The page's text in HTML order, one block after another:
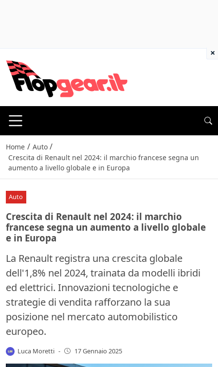
Home / Auto /
Crescita di Renault nel 2024: il marchio francese segna un
aumento a livello globale e in Europa
Auto
Crescita di Renault nel 2024: il marchio
francese segna un aumento a livello globale
e in Europa
La Renault registra una crescita globale
dell'1,8% nel 2024, trainata da modelli ibridi
ed elettrici. Innovazioni tecnologiche e
strategie di vendita rafforzano la sua
posizione nel mercato automobilistico
europeo.
Luca Moretti - 17 Gennaio 2025
×